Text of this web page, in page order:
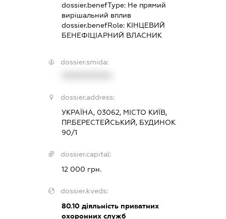
dossier.benefType: Не прямий
вирішальний вплив
dossier.benefRole: КІНЦЕВИЙ
БЕНЕФІЦІАРНИЙ ВЛАСНИК
dossier.smida:
dossier.address:
УКРАЇНА, 03062, МІСТО КИЇВ,
ПР.БЕРЕСТЕЙСЬКИЙ, БУДИНОК
90/1
dossier.capital:
12 000 грн.
dossier.kveds:
80.10діяльність приватних
охоронних служб